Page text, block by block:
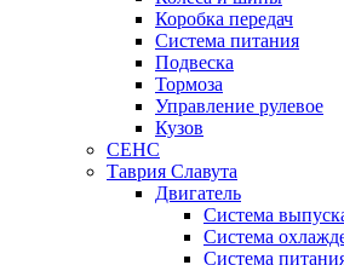
Коробка передач
Система питания
Подвеска
Тормоза
Управление рулевое
Кузов
СЕНС
Таврия Славута
Двигатель
Система
Система
Система